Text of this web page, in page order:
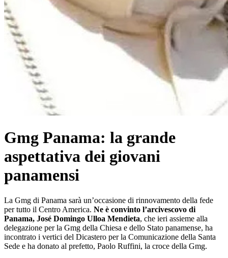
Gmg Panama: la grande
aspettativa dei giovani
panamensi
La Gmg di Panama sarà un’occasione di rinnovamento della fede
per tutto il Centro America. Ne è convinto l’arcivescovo di
Panama, José Domingo Ulloa Mendieta, che ieri assieme alla
delegazione per la Gmg della Chiesa e dello Stato panamense, ha
incontrato i vertici del Dicastero per la Comunicazione della Santa
Sede e ha donato al prefetto, Paolo Ruffini, la croce della Gmg.